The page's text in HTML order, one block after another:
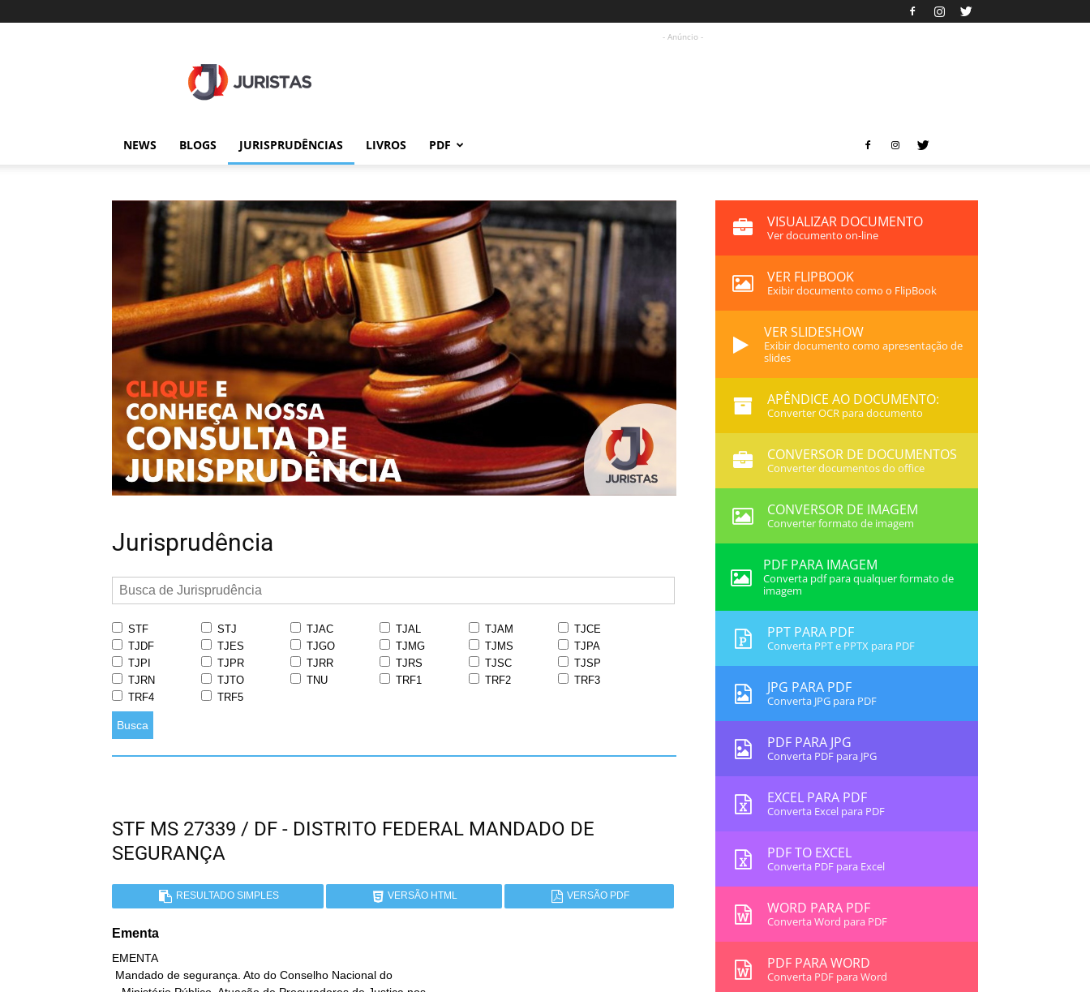
- Anúncio -
NEWS BLOGS JURISPRUDÊNCIAS LIVROS PDF
Jurisprudência
STF STJ TJAC TJAL TJAM
TJCE
TJDF
TJES TJGO TJMG TJMS
TJPA
TJPI
TJPR TJRR TJRS TJSC
TJSP
TJRN
TJTO TNU TRF1 TRF2
TRF3
TRF4
TRF5
Busca
STF MS 27339 / DF - DISTRITO FEDERAL MANDADO DE
SEGURANÇA
RESULTADO SIMPLES VERSÃO HTML VERSÃO PDF
Ementa
EMENTA
VISUALIZAR DOCUMENTO
Ver documento on-line
VER FLIPBOOK
Exibir documento como o FlipBook
VER SLIDESHOW
Exibir documento como apresentação de
slides
APÊNDICE AO DOCUMENTO:
Converter OCR para documento
CONVERSOR DE DOCUMENTOS
Converter documentos do office
CONVERSOR DE IMAGEM
Converter formato de imagem
PDF PARA IMAGEM
Converta pdf para qualquer formato de
imagem
PPT PARA PDF
Converta PPT e PPTX para PDF
JPG PARA PDF
Converta JPG para PDF
PDF PARA JPG
Converta PDF para JPG
EXCEL PARA PDF
Converta Excel para PDF
PDF TO EXCEL
Converta PDF para Excel
WORD PARA PDF
Converta Word para PDF
PDF PARA WORD
Converta PDF para Word